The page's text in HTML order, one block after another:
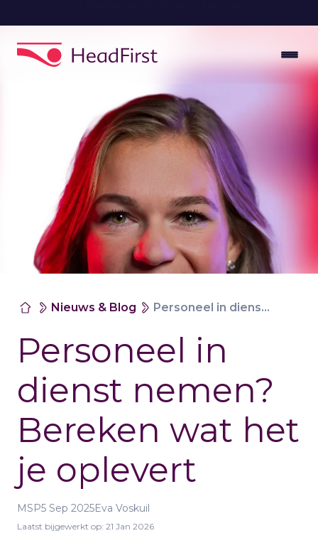
Nieuws & Blog Personeel in dienst nemen? Bereken wat het je oplevert
Personeel in
dienst nemen?
Bereken wat het
je oplevert
MSP5 Sep 2025Eva Voskuil
Laatst bijgewerkt op: 21 Jan 2026